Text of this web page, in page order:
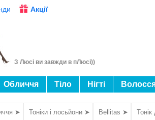
Акції
З Люсі ви завжди в пЛюсі))
Обличчя Тіло Нігті
➤ Тоніки і лосьйони ➤ Bellitas ➤